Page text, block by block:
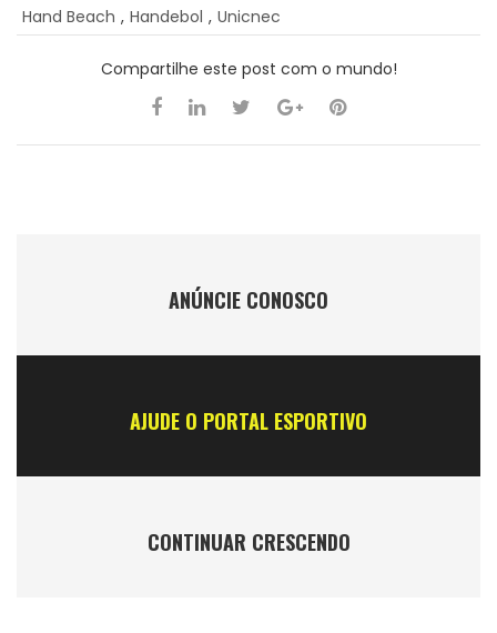
Hand Beach , Handebol , Unicnec
Compartilhe este post com o mundo!
ANÚNCIE CONOSCO
AJUDE O PORTAL ESPORTIVO
CONTINUAR CRESCENDO